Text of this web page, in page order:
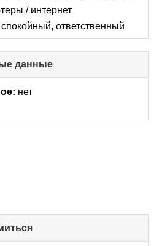
/ интернет
спокойный, ответственный
данные
to
нет
to